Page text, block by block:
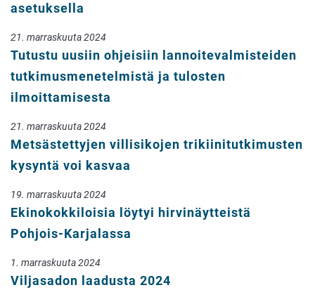
asetuksella
21. marraskuuta 2024
Tutustu uusiin ohjeisiin lannoitevalmisteiden
tutkimusmenetelmistä ja tulosten
ilmoittamisesta
21. marraskuuta 2024
Metsästettyjen villisikojen trikiinitutkimusten
kysyntä voi kasvaa
19. marraskuuta 2024
Ekinokokkiloisia löytyi hirvinäytteistä
Pohjois-Karjalassa
1. marraskuuta 2024
Viljasadon laadusta 2024